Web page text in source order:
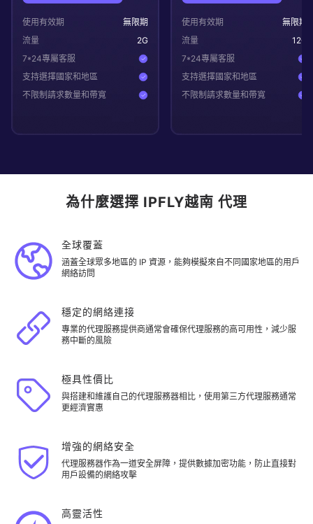
使用有效期
無限期
流量
2G
7*24專屬客服
支持選擇國家和地區
不限制請求數量和帶寬
使用有效期
無限期
流量
12G
7*24專屬客服
支持選擇國家和地區
不限制請求數量和帶寬
為什麼選擇 IPFLY越南 代理
全球覆蓋
涵蓋全球眾多地區的 IP 資源，能夠模擬來自不同國家地區的用戶
網絡訪問
穩定的網絡連接
專業的代理服務提供商通常會確保代理服務的高可用性，減少服
務中斷的風險
極具性價比
與搭建和維護自己的代理服務器相比，使用第三方代理服務通常
更經濟實惠
增強的網絡安全
代理服務器作為一道安全屏障，提供數據加密功能，防止直接對
用戶設備的網絡攻擊
高靈活性